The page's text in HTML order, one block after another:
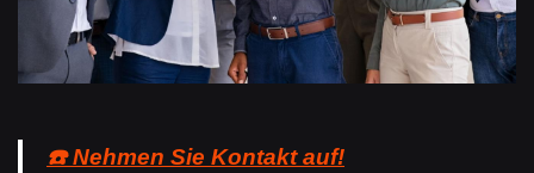
☎️ Nehmen Sie Kontakt auf!